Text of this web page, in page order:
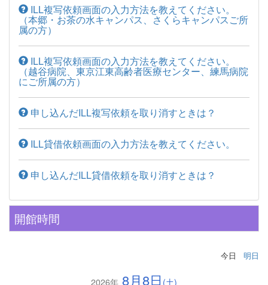
ILL複写依頼画面の入力方法を教えてください。
（本郷・お茶の水キャンパス、さくらキャンパスご所
属の方）
ILL複写依頼画面の入力方法を教えてください。
（越谷病院、東京江東高齢者医療センター、練馬病院
にご所属の方）
申し込んだILL複写依頼を取り消すときは？
ILL貸借依頼画面の入力方法を教えてください。
申し込んだILL貸借依頼を取り消すときは？
開館時間
今日 明日
2026年 8月8日 (土)